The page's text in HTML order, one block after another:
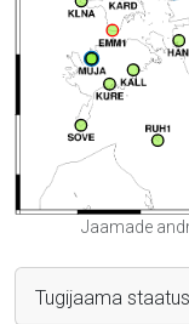
Jaamade
Tugijaama